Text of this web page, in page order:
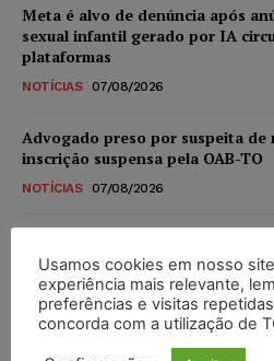
Meta é alvo de denúncia após
sexual infantil gerado por IA
plataformas
NOTÍCIAS 07/08/2026
Advogado preso por suspeita de
inscrição suspensa pela OAB-TO
NOTÍCIAS 07/08/2026
novos para pessoas com
níveis
DIREITO TRIBUTÁRIO 07/08/2026
Usamos cookies em nosso
experiência mais relevante,
preferências e visitas
concorda com a utilização de